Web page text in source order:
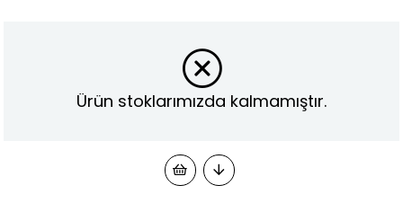
Ürün stoklarımızda kalmamıştır.